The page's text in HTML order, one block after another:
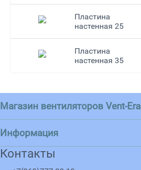
Пластина
настенная 25
Пластина
настенная 35
Магазин вентиляторов Vent-Era
Информация
Контакты